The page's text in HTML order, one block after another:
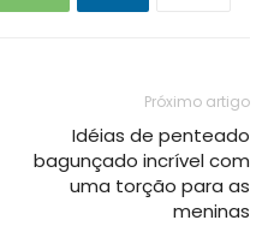
Próximo artigo
Idéias de penteado
bagunçado incrível com
uma torção para as
meninas